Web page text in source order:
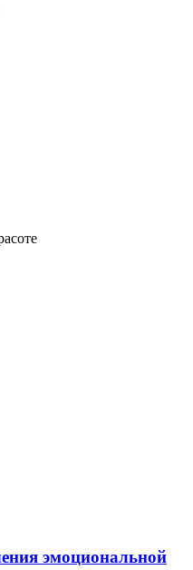
эмоциональной